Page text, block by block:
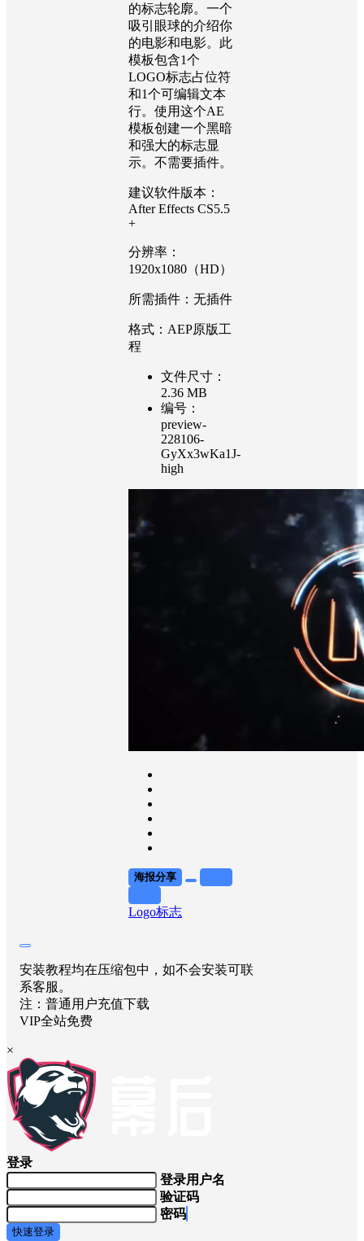
的标志轮廓。一个
吸引眼球的介绍你
的电影和电影。此
模板包含1个
LOGO标志占位符
和1个可编辑文本
行。使用这个AE
模板创建一个黑暗
和强大的标志显
示。不需要插件。
建议软件版本：
After Effects CS5.5
+
分辨率：
1920x1080（HD）
所需插件：无插件
格式：AEP原版工
程
文件尺寸：
2.36 MB
编号：
preview-
228106-
GyXx3wKa1J-
high
海报分享
Logo标志
安装教程均在压缩包中，如不会安装可联
系客服。
注：普通用户充值下载
VIP全站免费
×
登录
登录用户名
验证码
密码
快速登录